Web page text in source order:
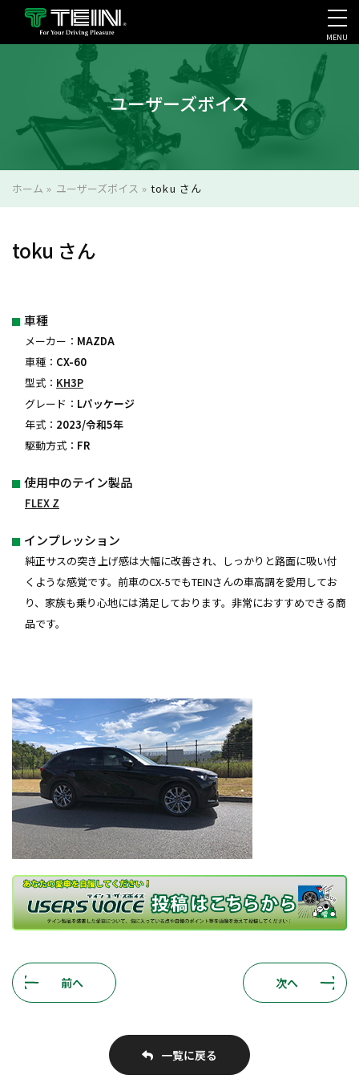
会社案内・採用・IR
MENU
ユーザーズボイス
ホーム » ユーザーズボイス »toku さん
toku さん
車種
メーカー： MAZDA
車種： CX-60
型式： KH3P
グレード： Lパッケージ
年式： 2023/令和5年
駆動方式： FR
使用中のテイン製品
FLEX Z
インプレッション
純正サスの突き上げ感は大幅に改善され、しっかりと路面に吸い付
くような感覚です。前車のCX-5でもTEINさんの車高調を愛用してお
り、家族も乗り心地には満足しております。非常におすすめできる商
品です。
前へ 次へ
一覧に戻る